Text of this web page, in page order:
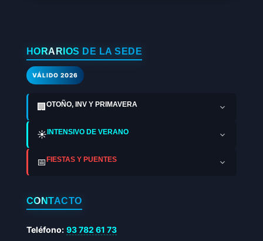
HORARIOS DE LA SEDE
VÁLIDO 2026
🏢 OTOÑO, INV Y PRIMAVERA
☀️INTENSIVO DE VERANO
📅FIESTAS Y PUENTES
CONTACTO
Teléfono: 93 782 61 73